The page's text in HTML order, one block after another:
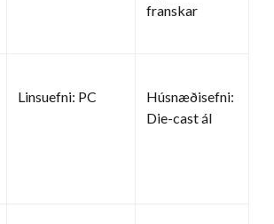
franskar
Linsuefni: PC
Húsnæðisefni:
Die-cast ál